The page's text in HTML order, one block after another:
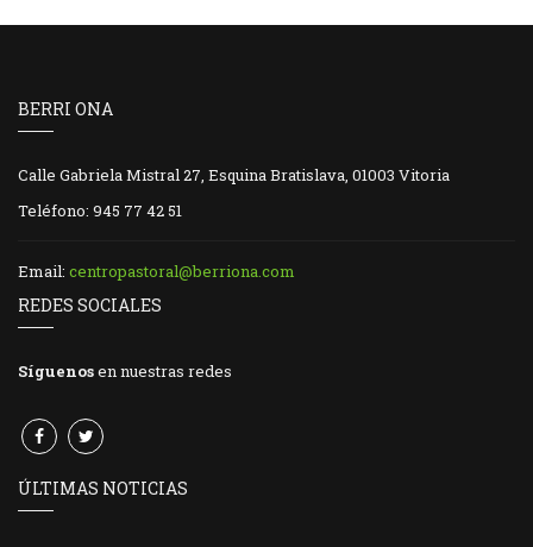
BERRI ONA
Calle Gabriela Mistral 27, Esquina Bratislava, 01003 Vitoria
Teléfono: 945 77 42 51
Email: centropastoral@berriona.com
REDES SOCIALES
Síguenosen nuestras redes
ÚLTIMAS NOTICIAS